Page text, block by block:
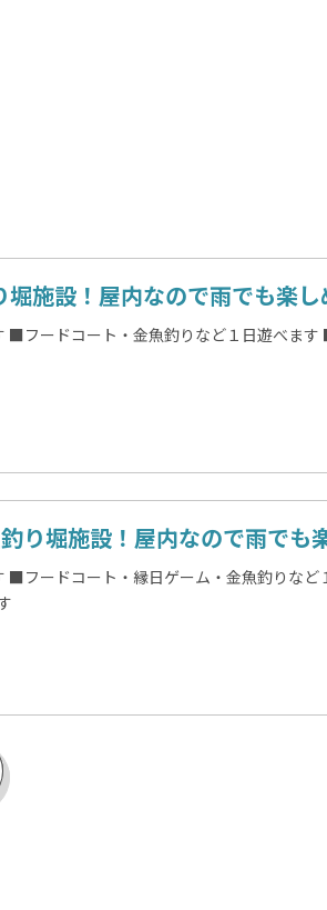
施設！屋内なので雨でも楽
フードコート・金魚釣りなど１日遊べま
り堀施設！屋内なので雨でも
フードコート・縁日ゲーム・金魚釣りな